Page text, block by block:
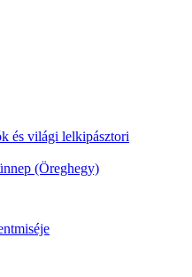
és világi lelkipásztori
(Öreghegy)